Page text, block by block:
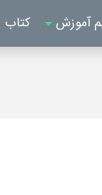
آموزش کتاب